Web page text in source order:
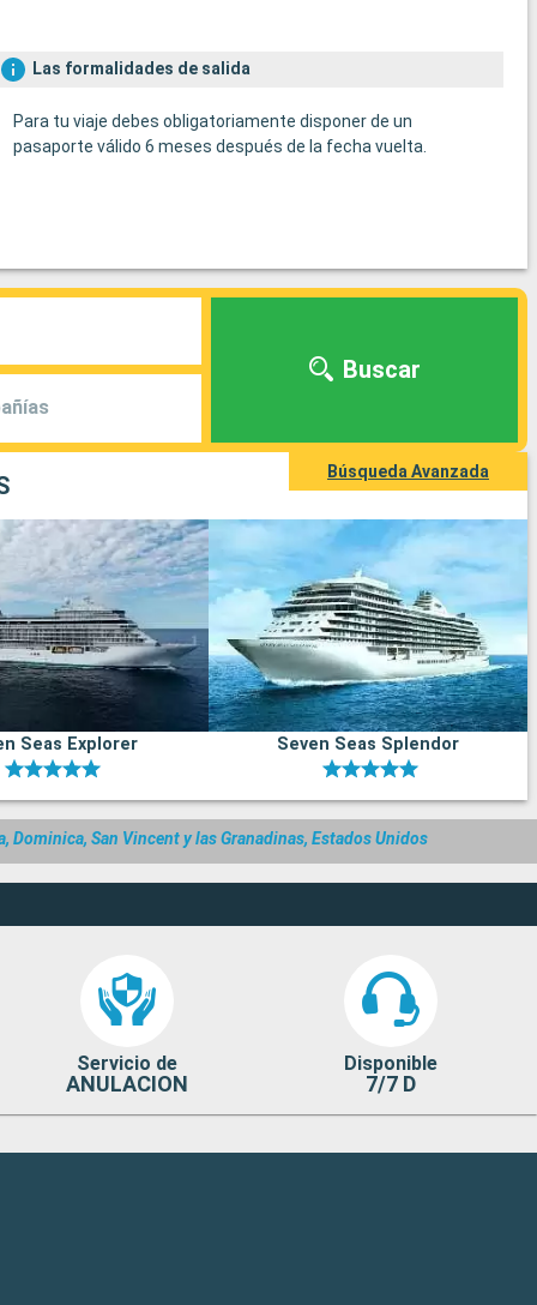
Las formalidades de salida
Para tu viaje debes obligatoriamente disponer de un
pasaporte válido 6 meses después de la fecha vuelta.
Buscar
Búsqueda Avanzada
Seas Explorer Seven Seas Splendor
Dominica, San Vincent y las Granadinas, Estados Unidos
Servicio de
ANULACION
Disponible
7/7 D